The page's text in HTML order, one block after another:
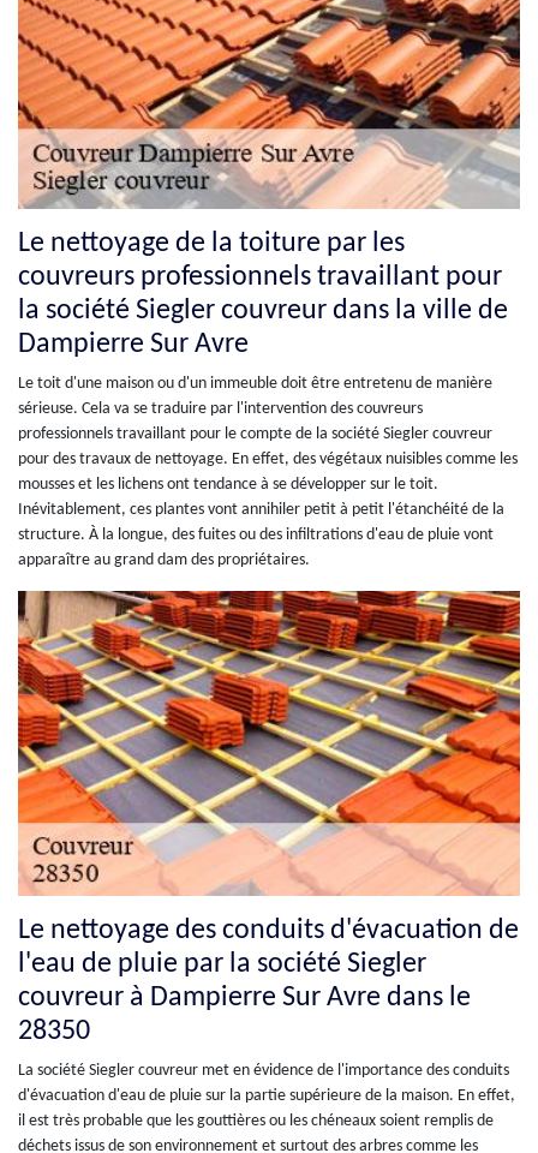
Le nettoyage de la toiture par les
couvreurs professionnels travaillant pour
la société Siegler couvreur dans la ville de
Dampierre Sur Avre
Le toit d'une maison ou d'un immeuble doit être entretenu de manière
sérieuse. Cela va se traduire par l'intervention des couvreurs
professionnels travaillant pour le compte de la société Siegler couvreur
pour des travaux de nettoyage. En effet, des végétaux nuisibles comme les
mousses et les lichens ont tendance à se développer sur le toit.
Inévitablement, ces plantes vont annihiler petit à petit l'étanchéité de la
structure. À la longue, des fuites ou des infiltrations d'eau de pluie vont
apparaître au grand dam des propriétaires.
Le nettoyage des conduits d'évacuation de
l'eau de pluie par la société Siegler
couvreur à Dampierre Sur Avre dans le
28350
La société Siegler couvreur met en évidence de l'importance des conduits
d'évacuation d'eau de pluie sur la partie supérieure de la maison. En effet,
il est très probable que les gouttières ou les chéneaux soient remplis de
déchets issus de son environnement et surtout des arbres comme les